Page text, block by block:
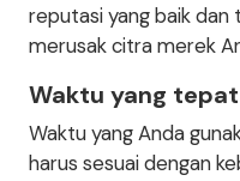
reputasi yang baik dan
merusak citra merek
Waktu yang tepat
Waktu yang Anda
harus sesuai dengan